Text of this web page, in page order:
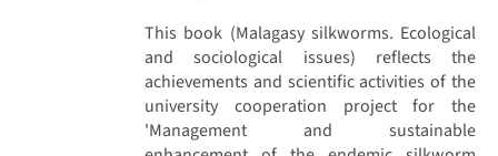
This book (Malagasy silkworms. Ecological
and sociological issues) reflects the
achievements and scientific activities of the
university cooperation project for the
'Management and sustainable